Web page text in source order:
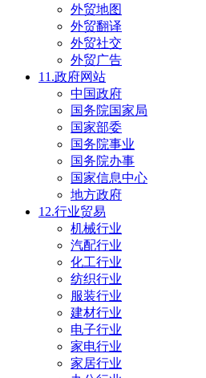
外贸地图
外贸翻译
外贸社交
外贸广告
11.政府网站
中国政府
国务院国家局
国家部委
国务院事业
国务院办事
国家信息中心
地方政府
12.行业贸易
机械行业
汽配行业
化工行业
纺织行业
服装行业
建材行业
电子行业
家电行业
家居行业